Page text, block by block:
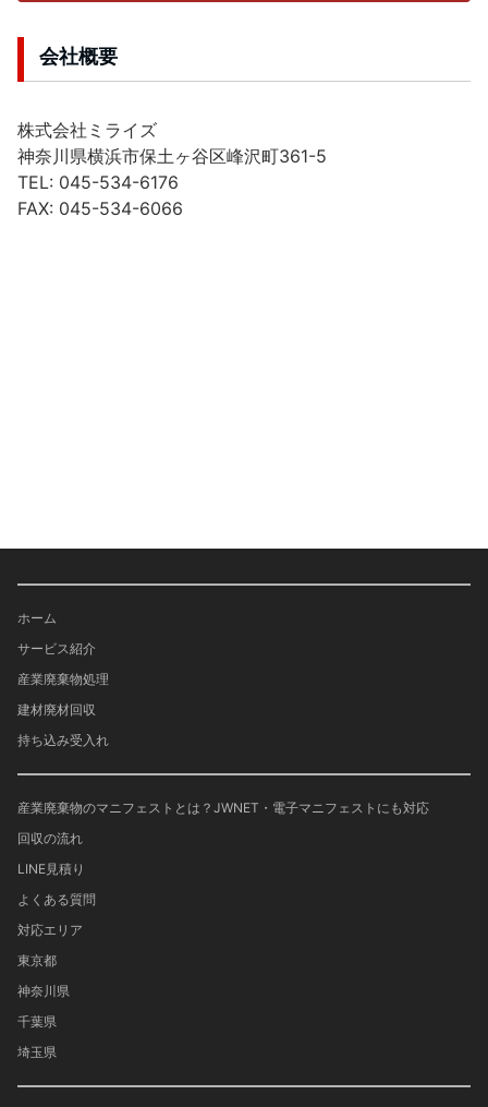
会社概要
株式会社ミライズ
神奈川県横浜市保土ヶ谷区峰沢町361-5
TEL: 045-534-6176
FAX: 045-534-6066
ホーム
サービス紹介
産業廃棄物処理
建材廃材回収
持ち込み受入れ
産業廃棄物のマニフェストとは？JWNET・電子マニフェストにも対応
回収の流れ
LINE見積り
よくある質問
対応エリア
東京都
神奈川県
千葉県
埼玉県